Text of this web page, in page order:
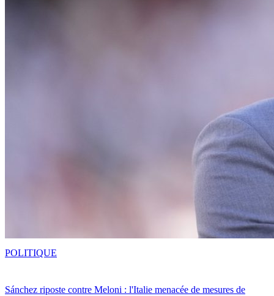
Sánchez riposte contre Meloni : l'Italie menacée de mesures de
POLITIQUE